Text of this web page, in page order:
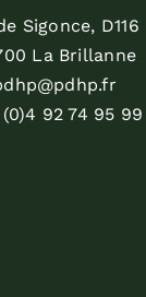
Sigonce, D116
La Brillanne
(0)4 92 74 95 99